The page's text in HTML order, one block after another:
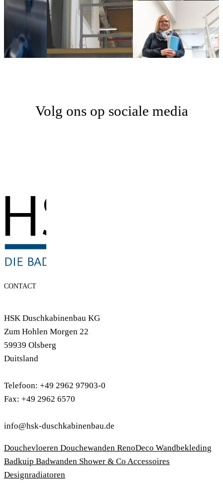
Volg ons op sociale media
CONTACT
HSK Duschkabinenbau KG
Zum Hohlen Morgen 22
59939 Olsberg
Duitsland
Telefoon: +49 2962 97903-0
Fax: +49 2962 6570
info@hsk-duschkabinenbau.de
Douchevloeren Douchewanden RenoDeco Wandbekleding
Badkuip Badwanden Shower & Co Accessoires
Designradiatoren